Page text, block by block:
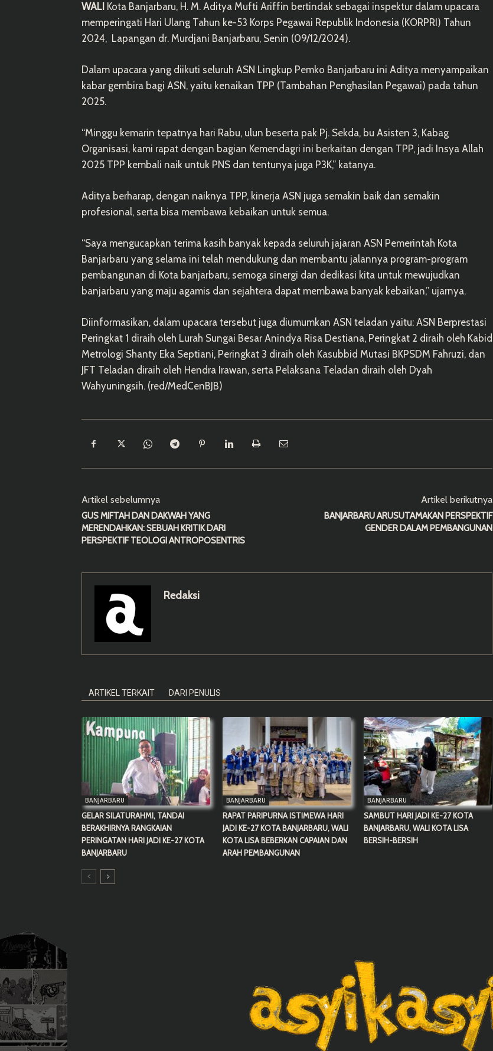
WALI Kota Banjarbaru, H. M. Aditya Mufti Ariffin bertindak sebagai inspektur dalam upacara
memperingati Hari Ulang Tahun ke-53 Korps Pegawai Republik Indonesia (KORPRI) Tahun
2024, Lapangan dr. Murdjani Banjarbaru, Senin (09/12/2024).
Dalam upacara yang diikuti seluruh ASN Lingkup Pemko Banjarbaru ini Aditya menyampaikan
kabar gembira bagi ASN, yaitu kenaikan TPP (Tambahan Penghasilan Pegawai) pada tahun
2025.
“Minggu kemarin tepatnya hari Rabu, ulun beserta pak Pj. Sekda, bu Asisten 3, Kabag
Organisasi, kami rapat dengan bagian Kemendagri ini berkaitan dengan TPP, jadi Insya Allah
2025 TPP kembali naik untuk PNS dan tentunya juga P3K,” katanya.
Aditya berharap, dengan naiknya TPP, kinerja ASN juga semakin baik dan semakin
profesional, serta bisa membawa kebaikan untuk semua.
“Saya mengucapkan terima kasih banyak kepada seluruh jajaran ASN Pemerintah Kota
Banjarbaru yang selama ini telah mendukung dan membantu jalannya program-program
pembangunan di Kota banjarbaru, semoga sinergi dan dedikasi kita untuk mewujudkan
banjarbaru yang maju agamis dan sejahtera dapat membawa banyak kebaikan,” ujarnya.
Diinformasikan, dalam upacara tersebut juga diumumkan ASN teladan yaitu: ASN Berprestasi
Peringkat 1 diraih oleh Lurah Sungai Besar Anindya Risa Destiana, Peringkat 2 diraih oleh Kabid
Metrologi Shanty Eka Septiani, Peringkat 3 diraih oleh Kasubbid Mutasi BKPSDM Fahruzi, dan
JFT Teladan diraih oleh Hendra Irawan, serta Pelaksana Teladan diraih oleh Dyah
Wahyuningsih. (red/MedCenBJB)
Artikel sebelumnya
GUS MIFTAH DAN DAKWAH YANG
MERENDAHKAN: SEBUAH KRITIK DARI
PERSPEKTIF TEOLOGI ANTROPOSENTRIS
Artikel berikutnya
BANJARBARU ARUSUTAMAKAN PERSPEKTIF
GENDER DALAM PEMBANGUNAN
Redaksi
ARTIKEL TERKAIT DARI PENULIS
BANJARBARU
GELAR SILATURAHMI, TANDAI
BERAKHIRNYA RANGKAIAN
PERINGATAN HARI JADI KE-27 KOTA
BANJARBARU
BANJARBARU
RAPAT PARIPURNA ISTIMEWA HARI
JADI KE-27 KOTA BANJARBARU, WALI
KOTA LISA BEBERKAN CAPAIAN DAN
ARAH PEMBANGUNAN
BANJARBARU
SAMBUT HARI JADI KE-27 KOTA
BANJARBARU, WALI KOTA LISA
BERSIH-BERSIH